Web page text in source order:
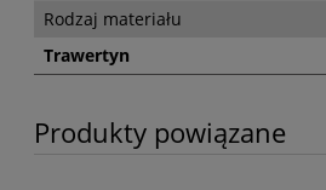
Rodzaj materiału
Trawertyn
Produkty powiązane